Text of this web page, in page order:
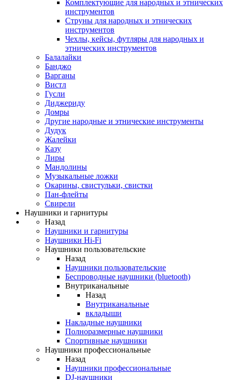
Комплектующие для народных и этнических
инструментов
Струны для народных и этнических
инструментов
Чехлы, кейсы, футляры для народных и
этнических инструментов
Балалайки
Банджо
Варганы
Вистл
Гусли
Диджериду
Домры
Другие народные и этнические инструменты
Дудук
Жалейки
Казу
Лиры
Мандолины
Музыкальные ложки
Окарины, свистульки, свистки
Пан-флейты
Свирели
Наушники и гарнитуры
Назад
Наушники и гарнитуры
Наушники Hi-Fi
Наушники пользовательские
Назад
Наушники пользовательские
Беспроводные наушники (bluetooth)
Внутриканальные
Назад
Внутриканальные
вкладыши
Накладные наушники
Полноразмерные наушники
Спортивные наушники
Наушники профессиональные
Назад
Наушники профессиональные
DJ-наушники